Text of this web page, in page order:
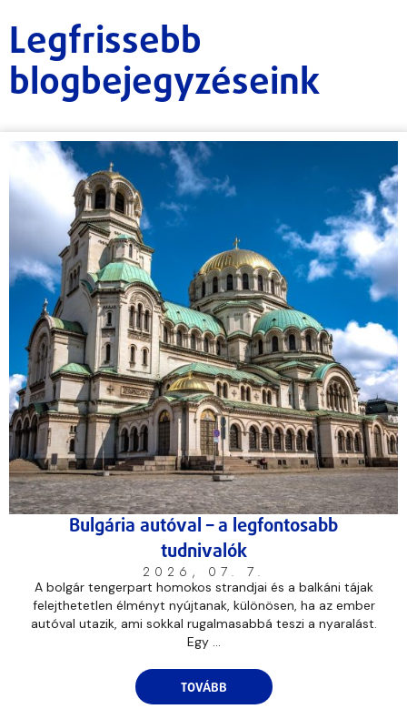
Legfrissebb
blogbejegyzéseink
Bulgária autóval – a legfontosabb
tudnivalók
2026, 07. 7.
A bolgár tengerpart homokos strandjai és a balkáni tájak
felejthetetlen élményt nyújtanak, különösen, ha az ember
autóval utazik, ami sokkal rugalmasabbá teszi a nyaralást.
Egy ...
TOVÁBB